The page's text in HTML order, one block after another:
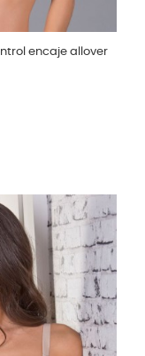
encaje allover